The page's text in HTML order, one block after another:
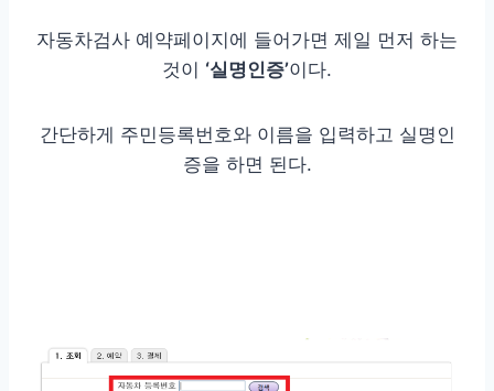
자동차검사 예약페이지에 들어가면 제일 먼저 하는
것이 ‘실명인증’이다.
간단하게 주민등록번호와 이름을 입력하고 실명인
증을 하면 된다.